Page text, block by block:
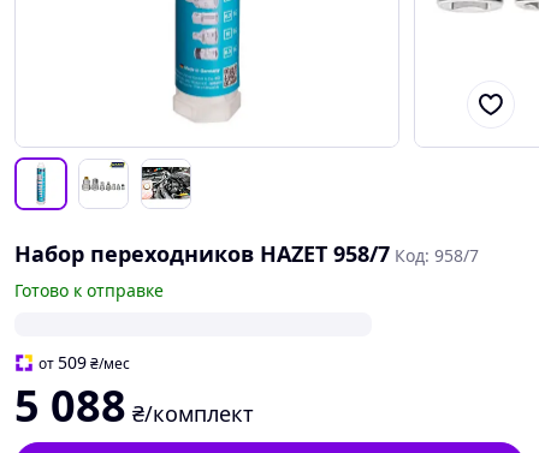
Набор переходников HAZET 958/7 Код: 958/7
Готово к отправке
от509₴/мес
5 088 ₴/комплект